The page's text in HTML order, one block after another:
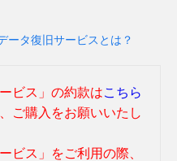
ータ復旧サービスとは？
ビス」の約款はこちら
ご購入をお願いいたし
ビス」をご利用の際、